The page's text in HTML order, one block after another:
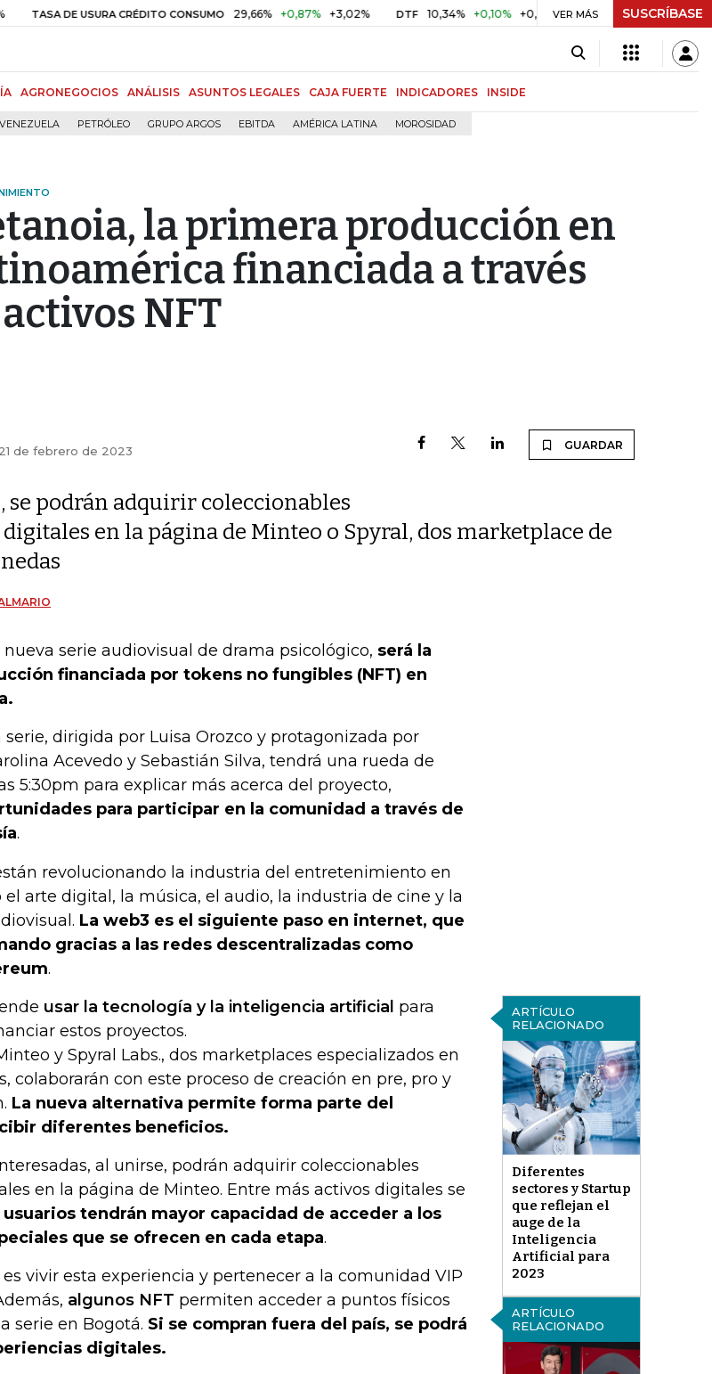
DE USURA CRÉDITO CONSUMO 29,66% +0,87% +3,02% DTF 10,34% +0,10% +0,98% UVR $ 416,91 +$ 0,05 +0,01%
VER MÁS SUSCRÍBASE
AGRONEGOCIOS ANÁLISIS ASUNTOS LEGALES CAJA FUERTE INDICADORES INSIDE
VENEZUELA PETRÓLEO GRUPO ARGOS EBITDA AMÉRICA LATINA MOROSIDAD
la primera producción en
financiada a través
NFT
de febrero de 2023 GUARDAR
se podrán adquirir coleccionables
en la página de Minteo o Spyral, dos marketplace de
serie audiovisual de drama psicológico, será la
financiada por tokens no fungibles (NFT) en
serie, dirigida por Luisa Orozco y protagonizada por
Acevedo y Sebastián Silva, tendrá una rueda de
5:30pm para explicar más acerca del proyecto,
para participar en la comunidad a través de
.
revolucionando la industria del entretenimiento en
el arte digital, la música, el audio, la industria de cine y la
La web3 es el siguiente paso en internet, que
gracias a las redes descentralizadas como
.
ARTÍCULO
RELACIONADO
Diferentes
sectores y Startup
que reflejan el
auge de la
Inteligencia
Artificial para
2023
usar la tecnología y la inteligencia artificial para
estos proyectos.
y Spyral Labs., dos marketplaces especializados en
colaborarán con este proceso de creación en pre, pro y
La nueva alternativa permite forma parte del
diferentes beneficios.
al unirse, podrán adquirir coleccionables
en la página de Minteo. Entre más activos digitales se
usuarios tendrán mayor capacidad de acceder a los
que se ofrecen en cada etapa.
ARTÍCULO
RELACIONADO
vivir esta experiencia y pertenecer a la comunidad VIP
algunos NFT permiten acceder a puntos físicos
serie en Bogotá. Si se compran fuera del país, se podrá
digitales.